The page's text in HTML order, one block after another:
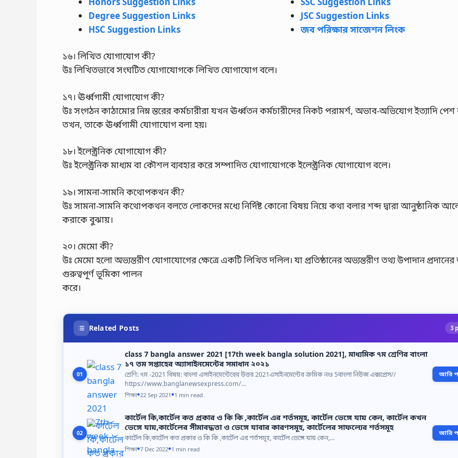
Degree Suggestion Links
HSC Suggestion Links
JSC Suggestion Links
জব পরিক্ষার সাজেশন লিংক
১৬। লিখিত যোগাযোগ কী?
উঃ লিখিতভাবে সংঘটিত যোগাযোগকে লিখিত যোগাযোগ বলে।
১৭। ঊর্ধ্বগামী যোগাযোগ কী?
উঃ সংগঠন কাঠামোর নিম্ন স্তরের কর্মচারীরা যখন ঊর্ধ্বতন কর্মচারীদের নিকট পরামর্শ, অভাব-অভিযোগ ইত্যাদি
তখন, তাকে ঊর্ধ্বগামী যোগাযোগ বলা হয়৷
১৮। ইলেক্ট্রনিক যোগাযোগ কী?
উঃ ইলেক্ট্রনিক মাধ্যম বা কৌশল ব্যবহার করে সম্পাদিত যোগাযোগকে ইলেক্ট্রনিক যোগাযোগ বলে।
১৯। সামনা-সামনি কথোপকথন কী?
উঃ সামনা-সামনি কথোপকথন বলতে লোকদের মধ্যে নির্দিষ্ট কোনো বিষয় নিয়ে কথা বলার শব্দ দ্বারা আনুষ্ঠানিক
করাকে বুঝায়।
২০। মেমো কী?
উঃ মেমো হলো অভ্যন্তরীণ যোগাযোগের ক্ষেত্রে একটি লিখিত দলিল। যা প্রতিষ্ঠানের অভ্যন্তরীণ তথ্য উপাদান
গুরুত্বপূর্ণ ভূমিকা পালন
করে।
Related Posts 3
01
class 7 bangla answer 2021 [17th week bangla solution 2021], মাধ্যমিক ৭ম শ্রেণির বাংলা
১৭ তম সপ্তাহের অ্যাসাইনমেন্টের সমাধান ২০২১
শ্রেণি: ৭ম -2021 বিষয়: বাংলা এসাইনমেন্টেরের উত্তর 2021এসাইনমেন্টের ক্রমিক নংঃ 5বাংলা নিউজ এক্সপ্রেস//
https://www.banglanewsexpress.com/…
শিক্ষা●22 Sep 2021 ●1 min read
আরি
02
কার্টেল কি,কার্টেল কত প্রকার ও কি কি ,কার্টেল এর শর্তসমূহ, কার্টেল ভেঙ্গে যায় কেন, কার্টেল কখন
ভেঙ্গে যায়,কার্টেলের সীমাবদ্ধতা ও ভেঙ্গে যাবার কারণসমূহ, কার্টেলের সাফল্যের শর্তসমূহ
কার্টেল কি,কার্টেল কত প্রকার ও কি কি ,কার্টেল এর শর্তসমূহ, কার্টেল ভেঙ্গে যায় কেন,…
শিক্ষা●7 Dec 2022●1 min read
আরি